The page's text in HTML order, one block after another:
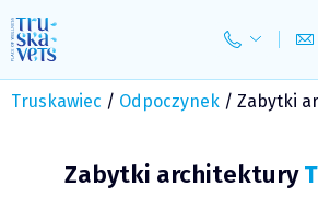
to
content
Truskawiec / Odpoczynek / Zabytki
Zabytki architektury